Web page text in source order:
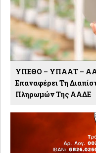
ΥΠΕΘΟ – ΥΠΑΑΤ –
Επαναφέρει Τη
Πληρωμών Της ΑΑΔΕ